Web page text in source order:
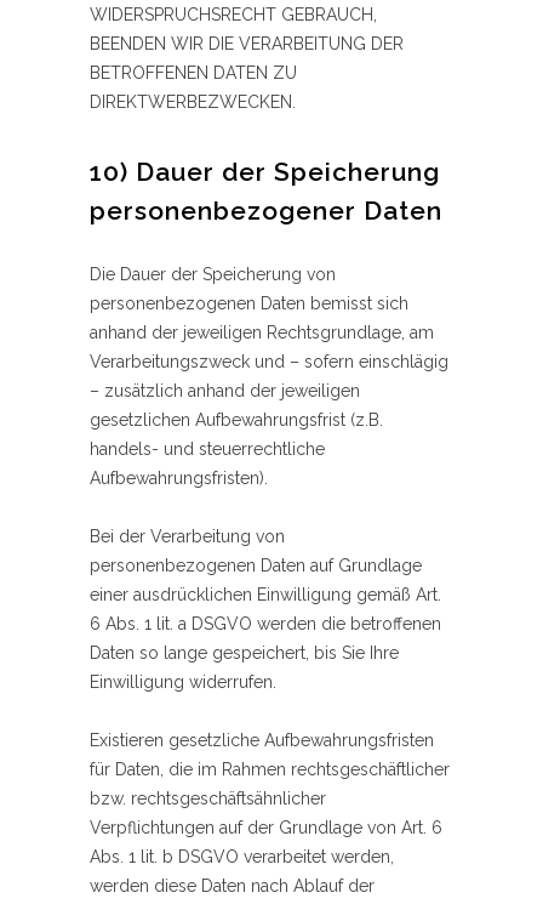
WIDERSPRUCHSRECHT GEBRAUCH,
BEENDEN WIR DIE VERARBEITUNG DER
BETROFFENEN DATEN ZU
DIREKTWERBEZWECKEN.
10) Dauer der Speicherung
personenbezogener Daten
Die Dauer der Speicherung von
personenbezogenen Daten bemisst sich
anhand der jeweiligen Rechtsgrundlage, am
Verarbeitungszweck und – sofern einschlägig
– zusätzlich anhand der jeweiligen
gesetzlichen Aufbewahrungsfrist (z.B.
handels- und steuerrechtliche
Aufbewahrungsfristen).
Bei der Verarbeitung von
personenbezogenen Daten auf Grundlage
einer ausdrücklichen Einwilligung gemäß Art.
6 Abs. 1 lit. a DSGVO werden die betroffenen
Daten so lange gespeichert, bis Sie Ihre
Einwilligung widerrufen.
Existieren gesetzliche Aufbewahrungsfristen
für Daten, die im Rahmen rechtsgeschäftlicher
bzw. rechtsgeschäftsähnlicher
Verpflichtungen auf der Grundlage von Art. 6
Abs. 1 lit. b DSGVO verarbeitet werden,
werden diese Daten nach Ablauf der